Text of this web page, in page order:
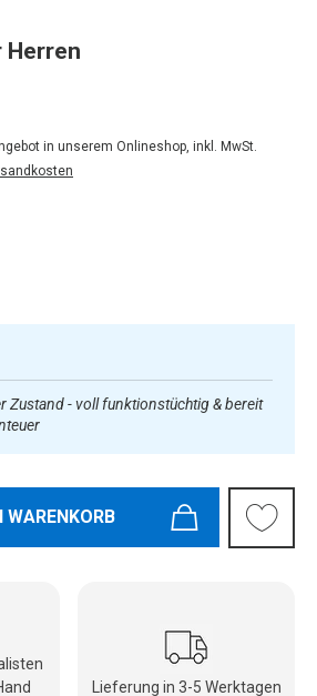
Herren
in unserem Onlineshop, inkl. MwSt.
Zustand - voll funktionstüchtig & bereit
WARENKORB
Lieferung in 3-5 Werktagen